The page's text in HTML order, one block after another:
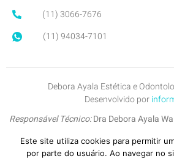
(11) 3066-7676
(11) 94034-7101
Debora Ayala Estética e
Desenvolvido por
Responsável Técnico:Dra Debora Ayala
Inscrição no CROSP:
Copyright © 2026. All Right
Este site utiliza cookies para permitir
por parte do usuário. Ao navegar no